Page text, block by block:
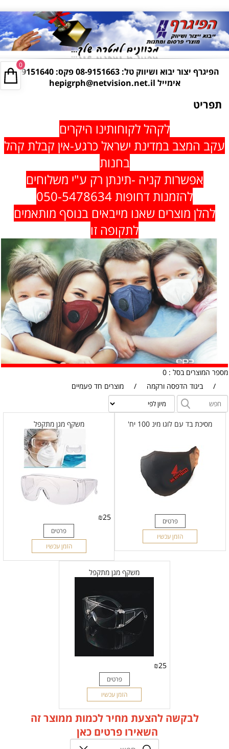
הפיגרף יצור יבוא ושיווק טל: 08-9151663
פקס: 08-9151640
אימייל hepigrph@netvision.net.il
תפריט
לקהל לקוחותינו היקרים
עקב המצב במדינת ישראל כרגע-אין קבלת קהל
בחנות
אפשרות קניה -תינתן רק ע"י משלוחים
להזמנות דחופות 050-5478634
להלן מוצרים שאנו מייבאים בנוסף מותאמים
לתקופה זו
מספר המוצרים בסל : 0
/
ביגוד הדפסה ורקמה / מוצרים חד פעמיים
0
מסיכת בד עם לוגו מינ 100 יח'
פרטים
הזמן עכשיו
משקף מגן מתקפל
₪25
פרטים
הזמן עכשיו
משקף מגן מתקפל
₪25
פרטים
הזמן עכשיו
לבקשה להצעת מחיר לכמות ממוצר זה
השאירו פרטים כאן